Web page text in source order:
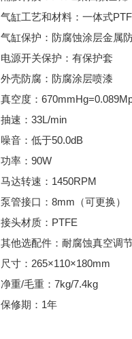
气缸工艺和材料：一体式
气缸保护：防腐蚀涂层金属
电源开关保护：有保护套
外壳防腐：防腐涂层喷漆
真空度：
抽速：33L/min
噪音：低于50.0dB
功率：90W
马达转速：1450RPM
泵管接口：8mm（可更换）
接头材质：PTFE
其他选配件：耐腐蚀真空调
尺寸：265×110×180mm
净重/毛重：7kg/7.4kg
保修期：1年